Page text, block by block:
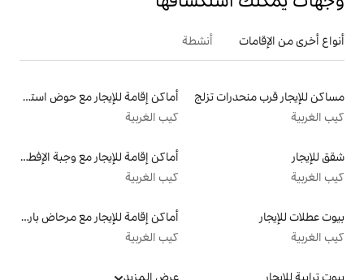
أنشطة
تزلج
أماكن إقامة للإيجار مع حوض استحمام ساخن
كيب الغربية
أماكن إقامة للإيجار مع وجبة الإفطار
كيب الغربية
أماكن إقامة للإيجار مع مرحاض بارتفاع مناسب يراعي سهولة الوصول
كيب الغربية